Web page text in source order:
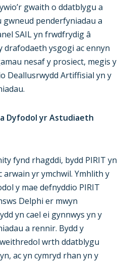
gwaith o ddatblygu a
gwneud penderfyniadau a
SAIL yn frwdfrydig â
drafodaeth ysgogi ac ennyn
nesaf y prosiect, megis y
Deallusrwydd Artiffisial yn y
a Dyfodol yr Astudiaeth
fynd rhagddi, bydd PIRIT yn
yr ymchwil. Ymhlith y
y mae defnyddio PIRIT
Delphi er mwyn
yn cael ei gynnwys yn y
a rennir. Bydd y
wrth ddatblygu
ac yn cymryd rhan yn y